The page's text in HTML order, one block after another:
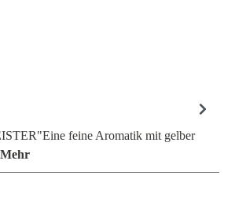
feine Aromatik mit gelber
Mehr